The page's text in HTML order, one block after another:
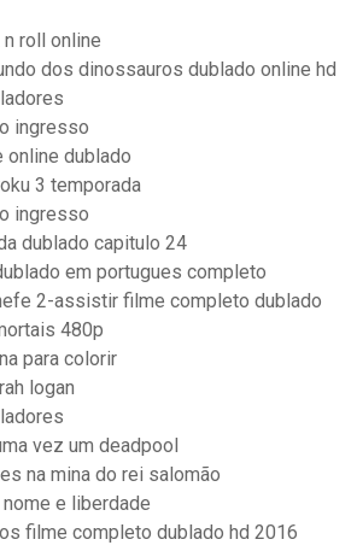
roll online
dos dinossauros dublado online hd
ingresso
online dublado
3 temporada
ingresso
dublado capitulo 24
em portugues completo
2-assistir filme completo dublado
480p
para colorir
logan
vez um deadpool
na mina do rei salomão
e liberdade
filme completo dublado hd 2016